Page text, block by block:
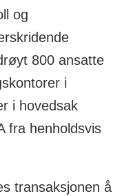
og
800 ansatte
i
i hovedsak
fra henholdsvis
transaksjonen å